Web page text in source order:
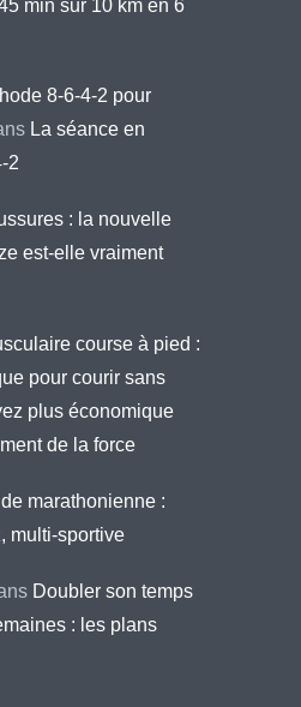
min sur 10 km en 6
8-6-4-2 pour
La séance en
2
: la nouvelle
est-elle vraiment
course à pied :
pour courir sans
plus économique
de la force
marathonienne :
multi-sportive
Doubler son temps
: les plans